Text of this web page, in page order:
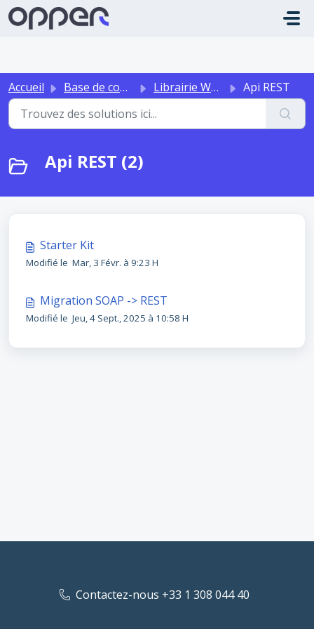
Passer au contenu principal
Accueil Base de connaissances Librairie WebService Api REST
Api REST (2)
Starter Kit
Modifié le Mar, 3 Févr. à 9:23 H
Migration SOAP -> REST
Modifié le Jeu, 4 Sept., 2025 à 10:58 H
Contactez-nous +33 1 308 044 40